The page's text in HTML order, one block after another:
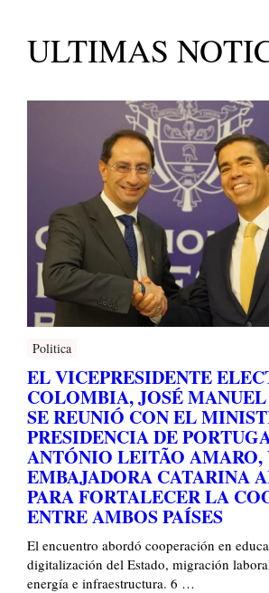
ULTIMAS
Politica
EL VICEPRESIDENTE
COLOMBIA, JOSÉ MANUEL
SE REUNIÓ CON EL
PRESIDENCIA DE
ANTÓNIO LEITÃO AMARO,
EMBAJADORA CATARINA
PARA FORTALECER LA
ENTRE AMBOS PAÍSES
El encuentro abordó cooperación en
digitalización del Estado, migración
energía e infraestructura. 6 …